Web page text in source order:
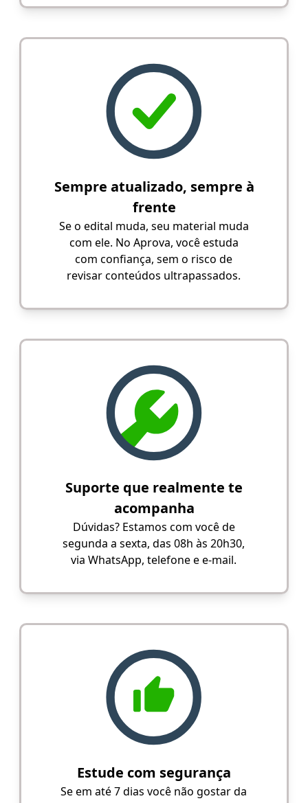
Sempre atualizado, sempre à
frente
Se o edital muda, seu material muda
com ele. No Aprova, você estuda
com confiança, sem o risco de
revisar conteúdos ultrapassados.
Suporte que realmente te
acompanha
Dúvidas? Estamos com você de
segunda a sexta, das 08h às 20h30,
via WhatsApp, telefone e e-mail.
Estude com segurança
Se em até 7 dias você não gostar da